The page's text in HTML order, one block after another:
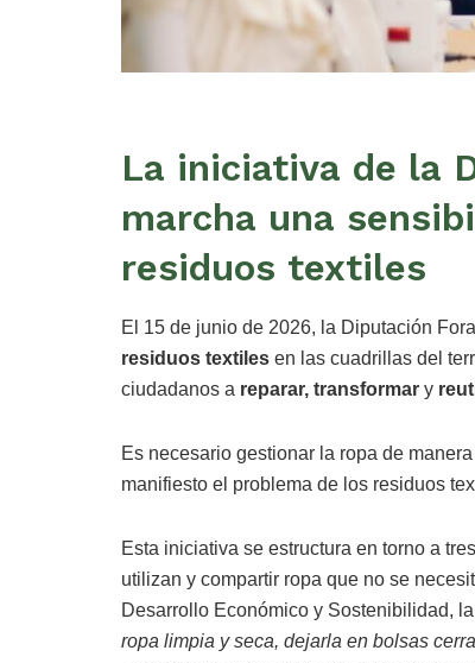
La iniciativa de la
marcha una
residuos textiles
El 15 de junio de 2026, la Diputación
residuos textiles en las cuadrillas del
ciudadanos a reparar, transformar y
Es necesario gestionar la ropa de
manifiesto el problema de los residuos
Esta iniciativa se estructura en torno a
utilizan y compartir ropa que no se
Desarrollo Económico y Sostenibilidad,
ropa limpia y seca, dejarla en bolsas